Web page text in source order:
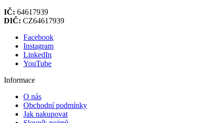
IČ: 64617939
DIČ: CZ64617939
Facebook
Instagram
LinkedIn
YouTube
Informace
O nás
Obchodní podmínky
Jak nakupovat